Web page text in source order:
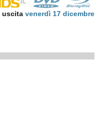
uscitavenerdì 17 dicembre